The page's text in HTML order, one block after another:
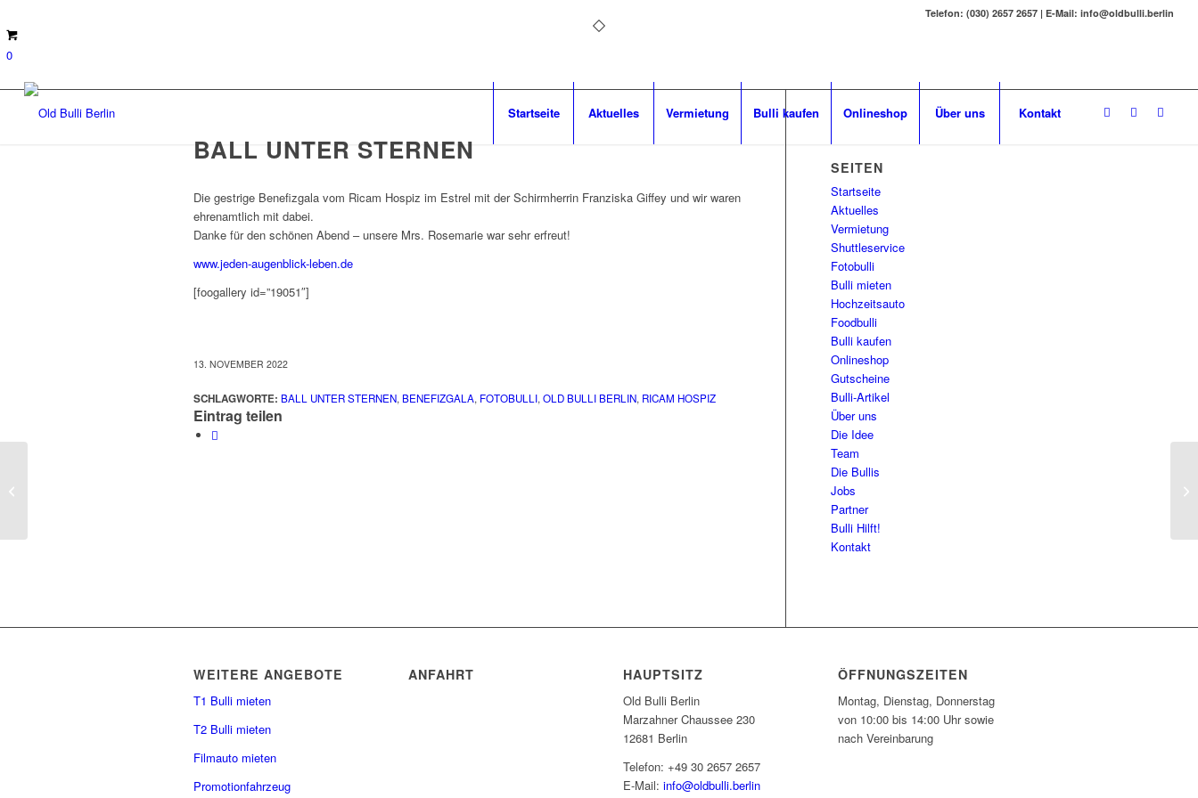
Telefon: (030) 2657 2657 | E-Mail: info@oldbulli.berlin
0
Startseite Aktuelles Vermietung Bulli kaufen Onlineshop Über uns Kontakt
BALL UNTER STERNEN
Die gestrige Benefizgala vom Ricam Hospiz im Estrel mit der Schirmherrin Franziska Giffey und wir waren
ehrenamtlich mit dabei.
Danke für den schönen Abend – unsere Mrs. Rosemarie war sehr erfreut!
www.jeden-augenblick-leben.de
[foogallery id=”19051″]
13. NOVEMBER 2022
SCHLAGWORTE: BALL UNTER STERNEN, BENEFIZGALA, FOTOBULLI,OLD BULLI BERLIN, RICAM HOSPIZ
Eintrag teilen
SEITEN
Startseite
Aktuelles
Vermietung
Shuttleservice
Fotobulli
Bulli mieten
Hochzeitsauto
Foodbulli
Bulli kaufen
Onlineshop
Gutscheine
Bulli-Artikel
Über uns
Die Idee
Team
Die Bullis
Jobs
Partner
Bulli Hilft!
Kontakt
WEITERE ANGEBOTE
T1 Bulli mieten
T2 Bulli mieten
Filmauto mieten
Promotionfahrzeug
ANFAHRT HAUPTSITZ
Old Bulli Berlin
Marzahner Chaussee 230
12681 Berlin
Telefon: +49 30 2657 2657
E-Mail:info@oldbulli.berlin
ÖFFNUNGSZEITEN
Montag, Dienstag, Donnerstag
von 10:00 bis 14:00 Uhr sowie
nach Vereinbarung